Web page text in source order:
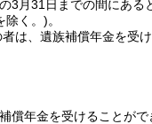
3月31日までの間にあ
除く。)。
は、遺族補償年金を受
償年金を受けることが